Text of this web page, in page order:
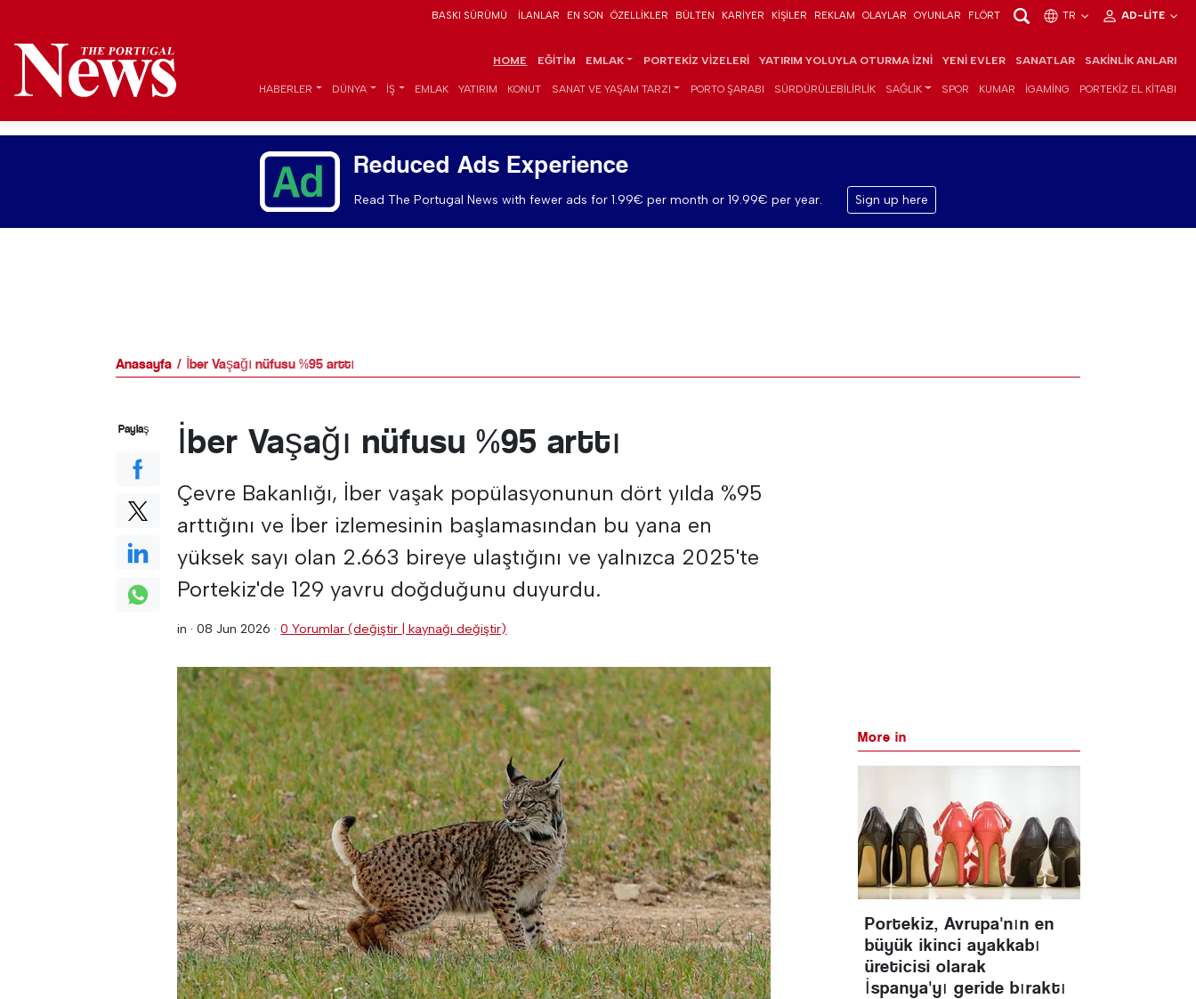
BASKI SÜRÜMÜ İLANLAR EN SON ÖZELLIKLER BÜLTEN KARIYER KIŞILER REKLAM OLAYLAR OYUNLAR FLÖRT TR AD-LITE
HOME EĞITIM EMLAK PORTEKIZ VIZELERI YATIRIM YOLUYLA OTURMA İZNI YENI EVLER SANATLAR SAKINLIK ANLARI
HABERLER DÜNYA İŞ EMLAK YATIRIM KONUT SANAT VE YAŞAM TARZI PORTO ŞARABI SÜRDÜRÜLEBILIRLIK SAĞLIK SPOR KUMAR IGAMING PORTEKIZ EL KITABI
Reduced Ads Experience
Read The Portugal News with fewer ads for 1.99€ per month or 19.99€ per year. Sign up here
Anasayfa İber Vaşağı nüfusu %95 arttı
İber Vaşağı nüfusu %95 arttı
Çevre Bakanlığı, İber vaşak popülasyonunun dört yılda %95
arttığını ve İber izlemesinin başlamasından bu yana en
yüksek sayı olan 2.663 bireye ulaştığını ve yalnızca 2025'te
Portekiz'de 129 yavru doğduğunu duyurdu.
in ·08 Jun 2026 ·0 Yorumlar (değiştir | kaynağı değiştir)
Paylaş
More in
Portekiz, Avrupa'nın en
büyük ikinci ayakkabı
üreticisi olarak
İspanya'yı geride bıraktı